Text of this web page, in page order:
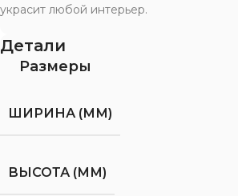
украсит любой интерьер.
Детали
Размеры
ШИРИНА (ММ)
ВЫСОТА (ММ)